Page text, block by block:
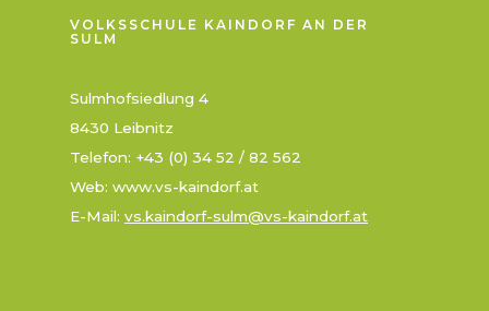
VOLKSSCHULE KAINDORF AN DER
SULM
Sulmhofsiedlung 4
8430 Leibnitz
Telefon: +43 (0) 34 52 / 82 562
Web: www.vs-kaindorf.at
E-Mail: vs.kaindorf-sulm@vs-kaindorf.at